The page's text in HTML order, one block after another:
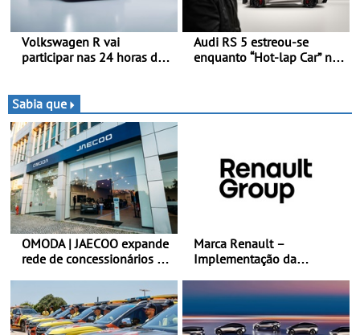
Volkswagen R vai
participar nas 24 horas de
aniversário da Marca de
performance premium
Audi RS 5 estreou-se
enquanto “Hot-lap Car” no
Sabia que
OMODA | JAECOO expande
rede de concessionários -
nível nacional continua em
bom ritmo
Marca Renault –
Implementação da
combinando crescimento,
eletrificação e criação de
valor